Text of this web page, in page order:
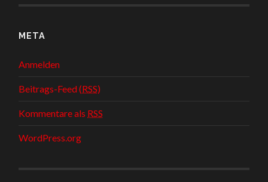
META
Anmelden
Beitrags-Feed (RSS)
Kommentare als RSS
WordPress.org